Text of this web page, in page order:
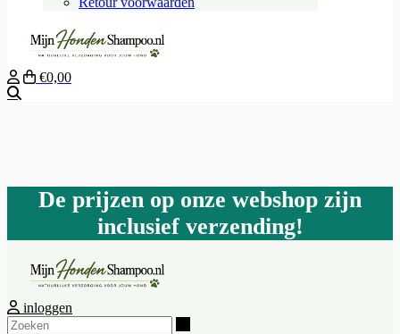
€0,00
De prijzen op onze webshop zijn
inclusief verzending!
inloggen